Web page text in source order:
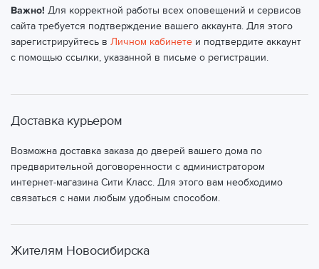
Важно! Для корректной работы всех оповещений и сервисов
сайта требуется подтверждение вашего аккаунта. Для этого
зарегистрируйтесь в Личном кабинете и подтвердите аккаунт
с помощью ссылки, указанной в письме о регистрации.
Доставка курьером
Возможна доставка заказа до дверей вашего дома по
предварительной договоренности с администратором
интернет-магазина Сити Класс. Для этого вам необходимо
связаться с нами любым удобным способом.
Жителям Новосибирска